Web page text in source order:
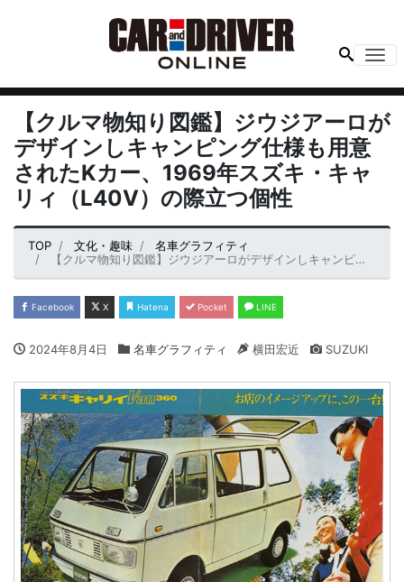
【クルマ物知り図鑑】ジウジアーロが
デザインしキャンピング仕様も用意
されたKカー、1969年スズキ・キャ
リィ（L40V）の際立つ個性
TOP 文化・趣味
名車グラフィティ
【クルマ物知り図鑑】ジウジアーロがデザインしキャンピング仕様も用意されたKカー、1969年スズキ・キャリィ（L40V）の際立つ個性
Facebook X Hatena Pocket LINE
2024年8月4日 名車グラフィティ 横田宏近 SUZUKI